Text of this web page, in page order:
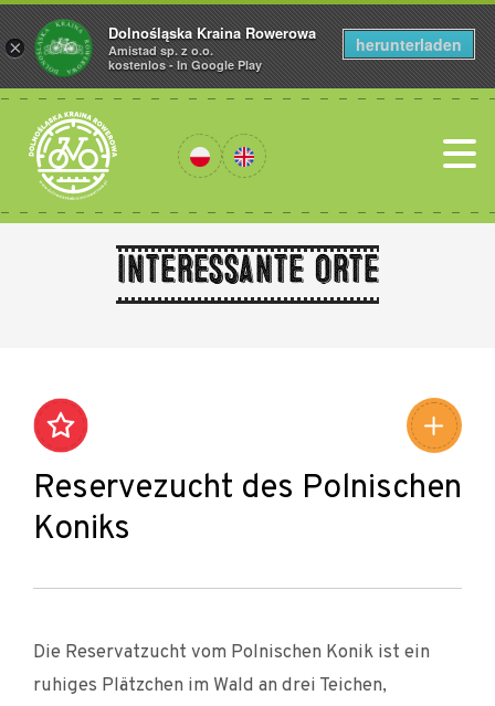
Interessante Orte
Reservezucht des Polnischen
Koniks
Die Reservatzucht vom Polnischen Konik ist ein
ruhiges Plätzchen im Wald an drei Teichen,
×
Dolnośląska Kraina Rowerowa
Amistad sp. z o.o.
kostenlos - In Google Play
herunterladen